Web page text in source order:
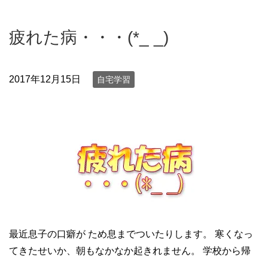
疲れた病・・・(*_ _)
2017年12月15日 自宅学習
最近息子の口癖が ため息までついたりします。 寒くなっ
てきたせいか、朝もなかなか起きれません。 学校から帰